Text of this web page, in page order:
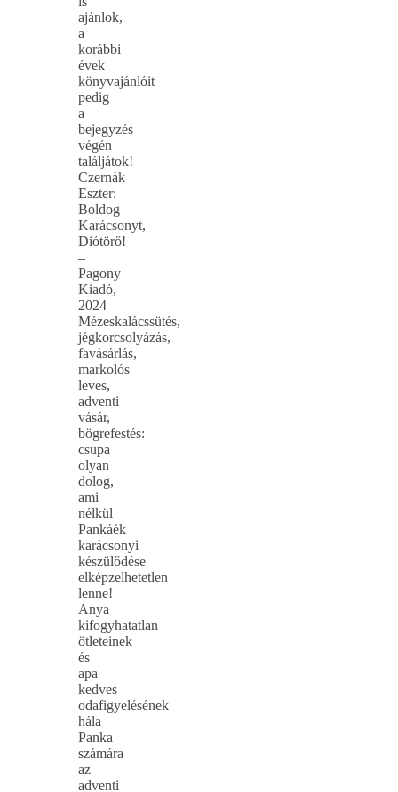
ajánlok,
a
korábbi
évek
könyvajánlóit
pedig
a
bejegyzés
végén
találjátok!
Czernák
Eszter:
Boldog
Karácsonyt,
Diótörő!
–
Pagony
Kiadó,
2024
Mézeskalácssütés,
jégkorcsolyázás,
favásárlás,
markolós
leves,
adventi
vásár,
bögrefestés:
csupa
olyan
dolog,
ami
nélkül
Pankáék
karácsonyi
készülődése
elképzelhetetlen
lenne!
Anya
kifogyhatatlan
ötleteinek
és
apa
kedves
odafigyelésének
hála
Panka
számára
az
adventi